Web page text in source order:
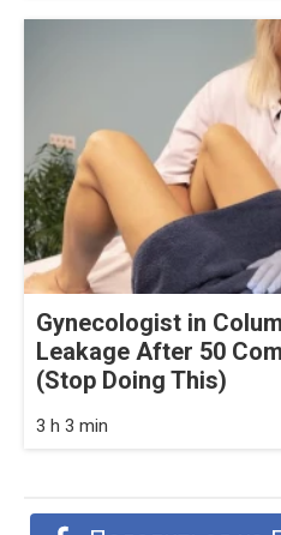
Gynecologist in
Leakage After 50
(Stop Doing This)
3 h 3 min